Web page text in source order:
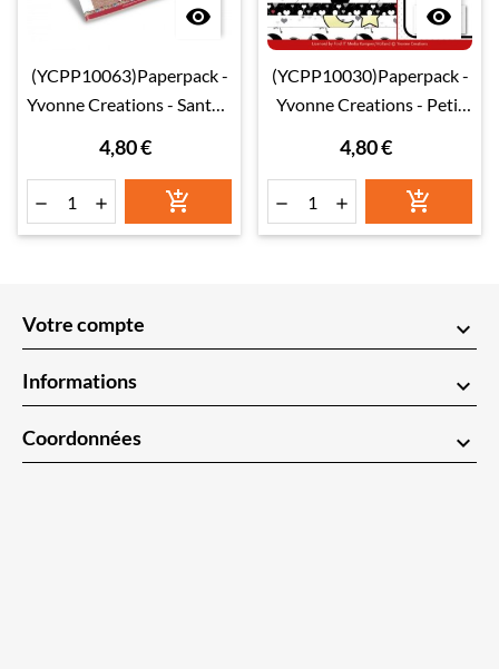

(YCPP10063)Paperpack -
Yvonne Creations - Santa's
4,80 €
  

(YCPP10030)Paperpack -
Yvonne Creations - Petit
4,80 €
  
Votre compte keyboard_arrow_down
Informations keyboard_arrow_down
Coordonnées keyboard_arrow_down